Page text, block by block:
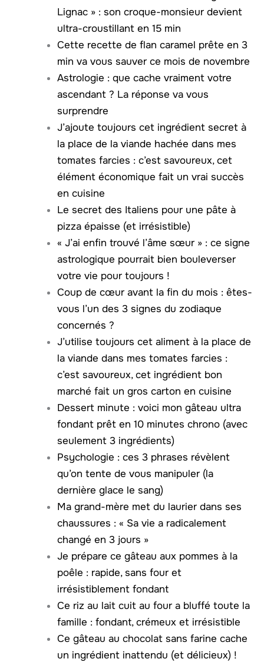
Lignac » : son croque-monsieur devient
ultra-croustillant en 15 min
Cette recette de flan caramel prête en 3
min va vous sauver ce mois de novembre
Astrologie : que cache vraiment votre
ascendant ? La réponse va vous
surprendre
J’ajoute toujours cet ingrédient secret à
la place de la viande hachée dans mes
tomates farcies : c’est savoureux, cet
élément économique fait un vrai succès
en cuisine
Le secret des Italiens pour une pâte à
pizza épaisse (et irrésistible)
« J’ai enfin trouvé l’âme sœur » : ce signe
astrologique pourrait bien bouleverser
votre vie pour toujours !
Coup de cœur avant la fin du mois : êtes-
vous l’un des 3 signes du zodiaque
concernés ?
J’utilise toujours cet aliment à la place de
la viande dans mes tomates farcies :
c’est savoureux, cet ingrédient bon
marché fait un gros carton en cuisine
Dessert minute : voici mon gâteau ultra
fondant prêt en 10 minutes chrono (avec
seulement 3 ingrédients)
Psychologie : ces 3 phrases révèlent
qu’on tente de vous manipuler (la
dernière glace le sang)
Ma grand-mère met du laurier dans ses
chaussures : « Sa vie a radicalement
changé en 3 jours »
Je prépare ce gâteau aux pommes à la
poêle : rapide, sans four et
irrésistiblement fondant
Ce riz au lait cuit au four a bluffé toute la
famille : fondant, crémeux et irrésistible
Ce gâteau au chocolat sans farine cache
un ingrédient inattendu (et délicieux) !